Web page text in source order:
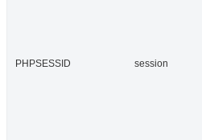
PHPSESSID session